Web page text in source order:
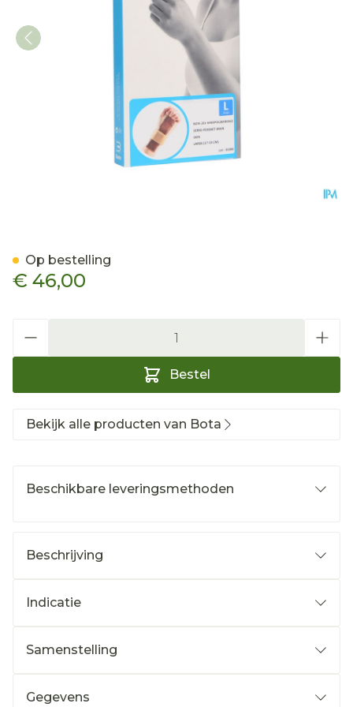
€ 46,00
Bestel
Op bestelling
Bekijk alle producten van Bota
Beschikbare leveringsmethoden
Beschrijving
Indicatie
Samenstelling
Gegevens